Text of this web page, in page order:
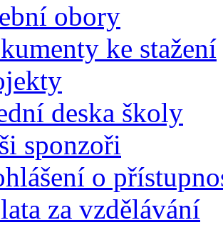
obory
ke stažení
deska školy
sponzoři
o
za vzdělávání